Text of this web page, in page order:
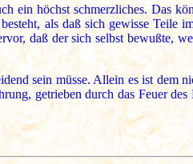
ein höchst schmerzliches. Das
als daß sich gewisse Teile
daß der sich selbst bewußte,
sein müsse. Allein es ist dem
getrieben durch das Feuer des